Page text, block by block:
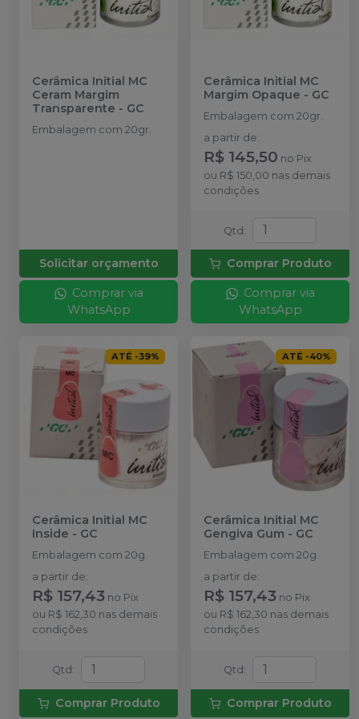
Cerâmica Initial MC
Ceram Margim
Transparente - GC
Embalagem com 20gr.
Solicitar orçamento
Comprar via
WhatsApp
Cerâmica Initial MC
Margim Opaque - GC
Embalagem com 20gr.
a partir de:
R$ 145,50 no Pix
ou R$ 150,00 nas demais
condições
Qtd:
Comprar Produto
Comprar via
WhatsApp
ATÉ -39%
Cerâmica Initial MC
Inside - GC
Embalagem com 20g.
a partir de:
R$ 157,43 no Pix
ou R$ 162,30 nas demais
condições
Qtd :
Comprar Produto
ATÉ -40%
Cerâmica Initial MC
Gengiva Gum - GC
Embalagem com 20g.
a partir de:
R$ 157,43 no Pix
ou R$ 162,30 nas demais
condições
Qtd :
Comprar Produto